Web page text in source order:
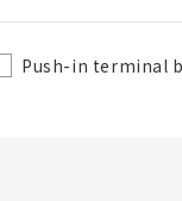
Push-in terminal